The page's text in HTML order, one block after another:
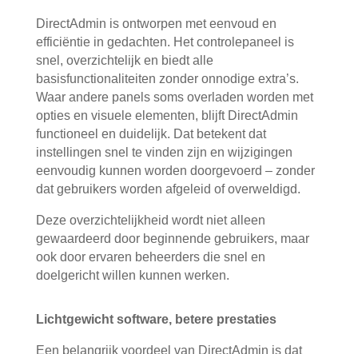
DirectAdmin is ontworpen met eenvoud en
efficiëntie in gedachten. Het controlepaneel is
snel, overzichtelijk en biedt alle
basisfunctionaliteiten zonder onnodige extra’s.
Waar andere panels soms overladen worden met
opties en visuele elementen, blijft DirectAdmin
functioneel en duidelijk. Dat betekent dat
instellingen snel te vinden zijn en wijzigingen
eenvoudig kunnen worden doorgevoerd – zonder
dat gebruikers worden afgeleid of overweldigd.
Deze overzichtelijkheid wordt niet alleen
gewaardeerd door beginnende gebruikers, maar
ook door ervaren beheerders die snel en
doelgericht willen kunnen werken.
Lichtgewicht software, betere prestaties
Een belangrijk voordeel van DirectAdmin is dat